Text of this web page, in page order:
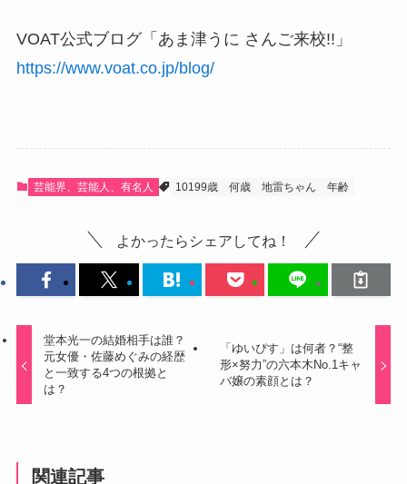
VOAT公式ブログ「あま津うに さんご来校!!」
https://www.voat.co.jp/blog/
芸能界、芸能人、有名人 10199歳 何歳 地雷ちゃん 年齢
よかったらシェアしてね！
堂本光一の結婚相手は誰？
元女優・佐藤めぐみの経歴
と一致する4つの根拠と
は？
「ゆいぴす」は何者？“整
形×努力”の六本木No.1キャ
バ嬢の素顔とは？
関連記事